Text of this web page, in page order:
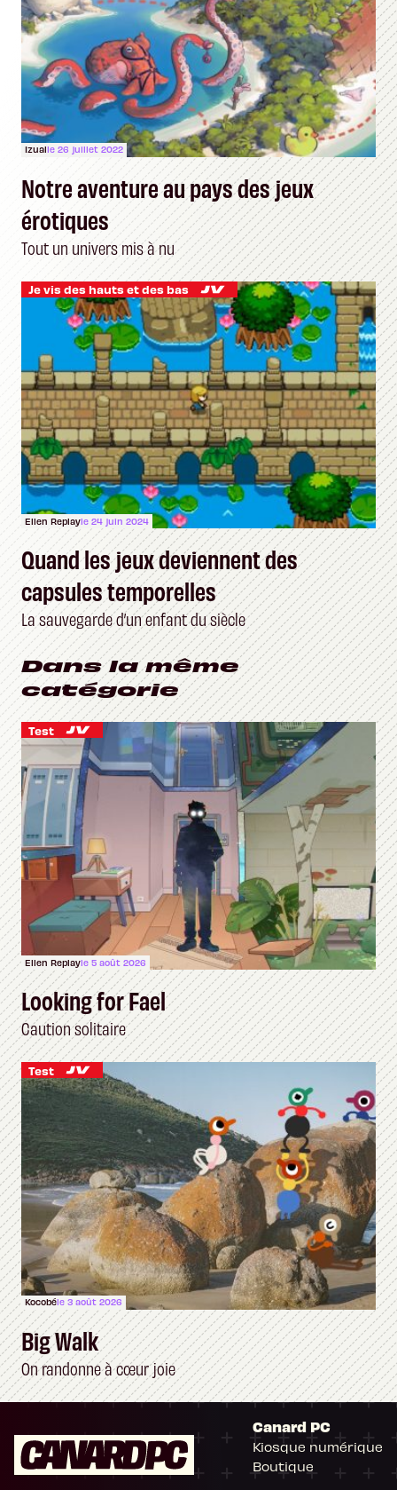
Izualle 26 juillet 2022
Notre aventure au pays des jeux
érotiques
Tout un univers mis à nu
Je vis des hauts et des bas
Ellen Replayle 24 juin 2024
Quand les jeux deviennent des
capsules temporelles
La sauvegarde d’un enfant du siècle
Dans la même
catégorie
Test
Ellen Replayle 5 août 2026
Looking for Fael
Caution solitaire
Test
Kocobéle 3 août 2026
Big Walk
On randonne à cœur joie
Canard PC
Kiosque numérique
Boutique